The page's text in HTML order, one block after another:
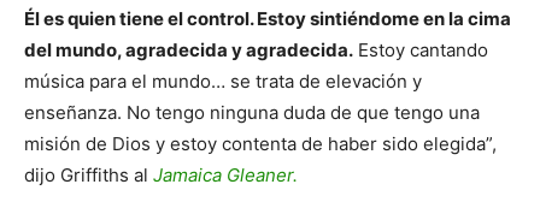
Él es quien tiene el control. Estoy sintiéndome en la cima
del mundo, agradecida y agradecida. Estoy cantando
música para el mundo… se trata de elevación y
enseñanza. No tengo ninguna duda de que tengo una
misión de Dios y estoy contenta de haber sido elegida”,
dijo Griffiths al Jamaica Gleaner.